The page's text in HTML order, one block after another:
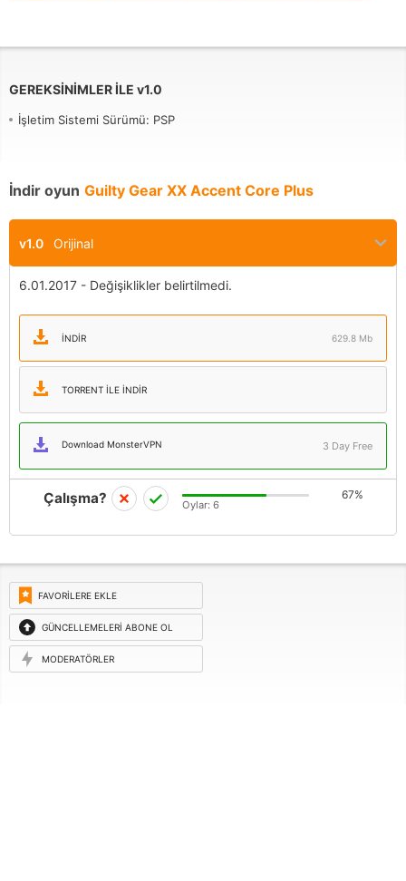
GEREKSINIMLER ILE v1.0
İşletim Sistemi Sürümü: PSP
İndir oyun Guilty Gear XX Accent Core Plus
v1.0 Orijinal
6.01.2017 - Değişiklikler belirtilmedi.
İNDIR 629.8 Mb
TORRENT ILE INDIR
Download MonsterVPN 3 Day Free
Çalışma? 67%
Oylar: 6
FAVORILERE EKLE
GÜNCELLEMELERI ABONE OL
MODERATÖRLER